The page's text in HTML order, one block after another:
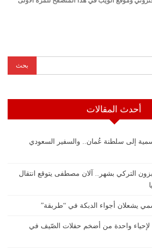
أحدث المقالات
إلى سلطنة عُمان.. والسفير السعودي
التركي بشهر.. آلان مصطفى يتوقع انتقال
يشعلان أجواء الدبكة في “طربقة”
واحدة من أضخم حفلات الصّيف في